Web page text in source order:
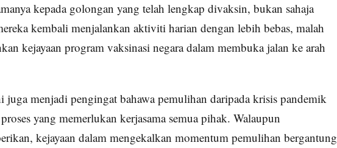
kepada golongan yang telah lengkap divaksin, bukan sahaja
kembali menjalankan aktiviti harian dengan lebih bebas, malah
kejayaan program vaksinasi negara dalam membuka jalan ke arah
juga menjadi pengingat bahawa pemulihan daripada krisis pandemik
yang memerlukan kerjasama semua pihak. Walaupun
kejayaan dalam mengekalkan momentum pemulihan bergantung